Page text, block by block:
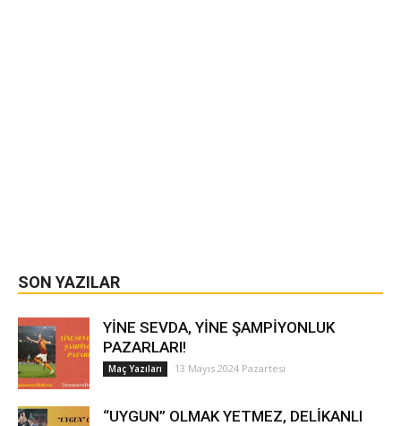
SON YAZILAR
YİNE SEVDA, YİNE ŞAMPİYONLUK
PAZARLARI!
Maç Yazıları 13 Mayıs 2024 Pazartesi
“UYGUN” OLMAK YETMEZ, DELİKANLI